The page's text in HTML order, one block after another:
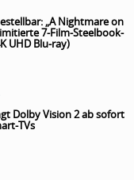
„A Nightmare on
7-Film-Steelbook-
UHD Blu-ray)
Dolby Vision 2 ab sofort
TVs